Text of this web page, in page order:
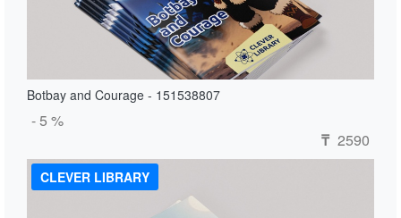
Botbay and Courage - 151538807
- 5 %
₸ 2590
CLEVER LIBRARY